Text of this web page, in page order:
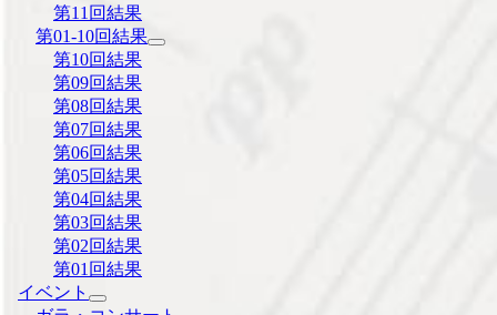
第11回結果
第01-10回結果
第10回結果
第09回結果
第08回結果
第07回結果
第06回結果
第05回結果
第04回結果
第03回結果
第02回結果
第01回結果
イベント